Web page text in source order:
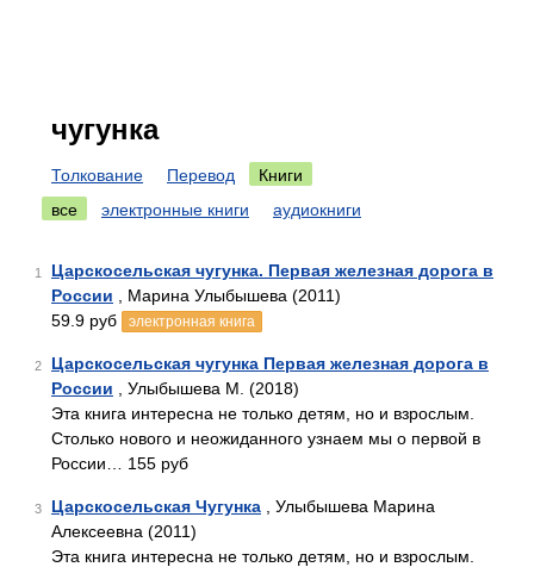
чугунка
Толкование Перевод
Книги
все
электронные книги аудиокниги
1
Царскосельская чугунка. Первая железная дорога в
России , Марина Улыбышева (2011)
59.9 руб
электронная книга
2
Царскосельская чугунка Первая железная дорога в
России , Улыбышева М. (2018)
Эта книга интересна не только детям, но и взрослым.
Столько нового и неожиданного узнаем мы о первой в
России… 155 руб
3 Царскосельская Чугунка , Улыбышева Марина
Алексеевна (2011)
Эта книга интересна не только детям, но и взрослым.